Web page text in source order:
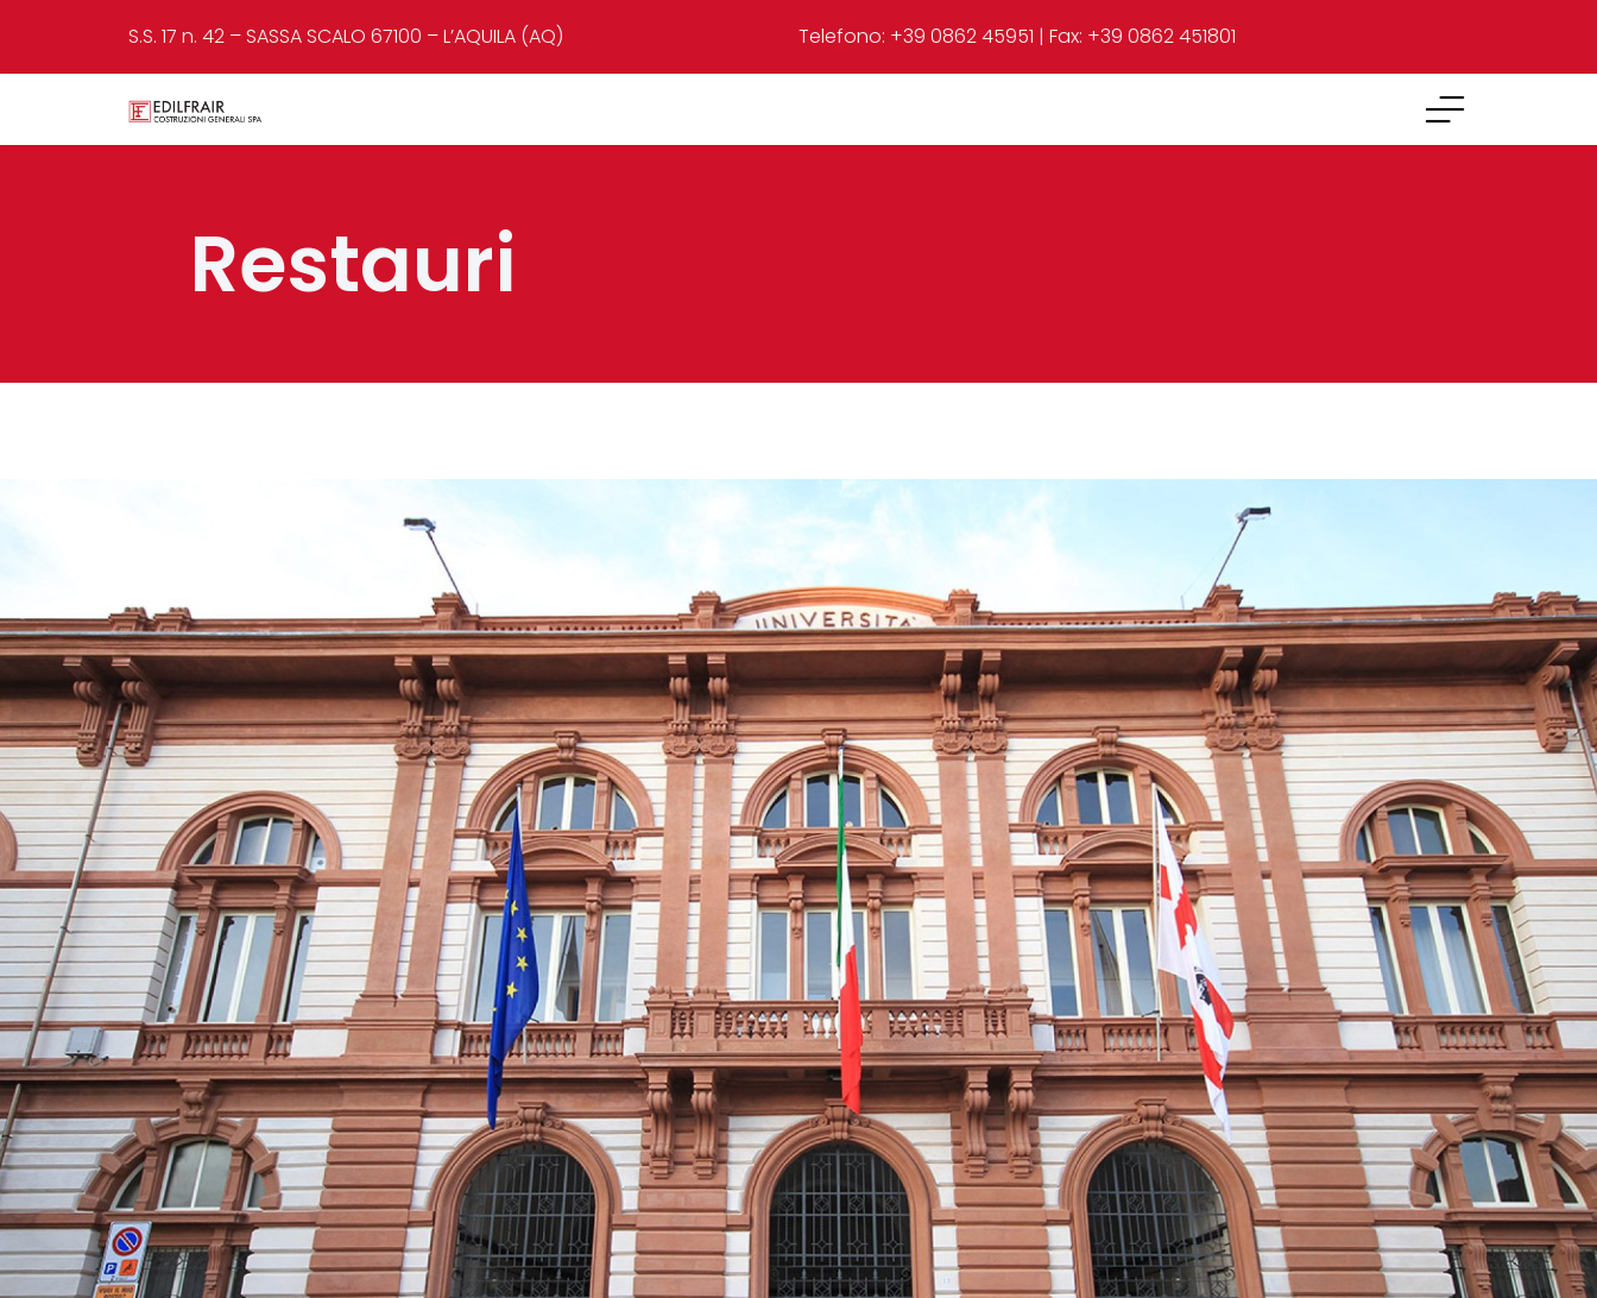
S.S. 17 n. 42 – SASSA SCALO 67100 – L’AQUILA (AQ)​ Telefono: +39 0862 45951 | Fax: +39 0862 451801
Restauri